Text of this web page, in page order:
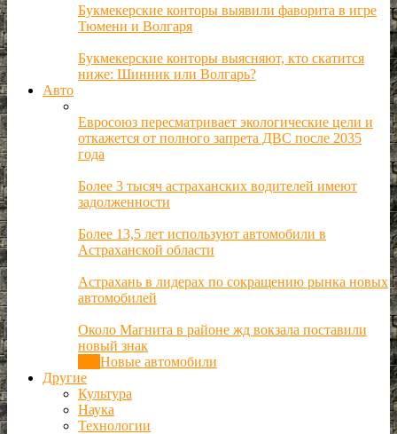
Букмекерские конторы выявили фаворита в игре
Тюмени и Волгаря
Букмекерские конторы выясняют, кто скатится
ниже: Шинник или Волгарь?
Авто
Евросоюз пересматривает экологические цели и
откажется от полного запрета ДВС после 2035
года
Более 3 тысяч астраханских водителей имеют
задолженности
Более 13,5 лет используют автомобили в
Астраханской области
Астрахань в лидерах по сокращению рынка новых
автомобилей
Около Магнита в районе жд вокзала поставили
новый знак
Новые автомобили
Другие
Культура
Наука
Технологии